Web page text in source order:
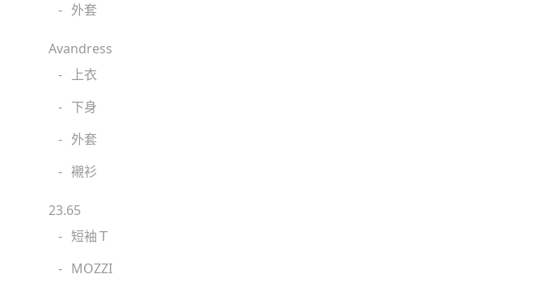
- 外套
Avandress
-
上衣
- 下身
- 外套
- 襯衫
23.65
- 短袖Ｔ
- MOZZI